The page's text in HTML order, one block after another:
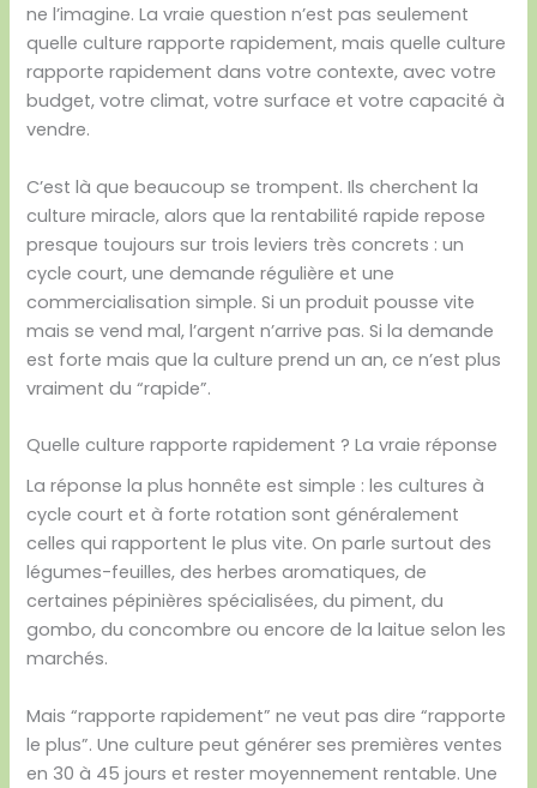
ne l’imagine. La vraie question n’est pas seulement
quelle culture rapporte rapidement, mais quelle culture
rapporte rapidement dans votre contexte, avec votre
budget, votre climat, votre surface et votre capacité à
vendre.
C’est là que beaucoup se trompent. Ils cherchent la
culture miracle, alors que la rentabilité rapide repose
presque toujours sur trois leviers très concrets : un
cycle court, une demande régulière et une
commercialisation simple. Si un produit pousse vite
mais se vend mal, l’argent n’arrive pas. Si la demande
est forte mais que la culture prend un an, ce n’est plus
vraiment du “rapide”.
Quelle culture rapporte rapidement ? La vraie réponse
La réponse la plus honnête est simple : les cultures à
cycle court et à forte rotation sont généralement
celles qui rapportent le plus vite. On parle surtout des
légumes-feuilles, des herbes aromatiques, de
certaines pépinières spécialisées, du piment, du
gombo, du concombre ou encore de la laitue selon les
marchés.
Mais “rapporte rapidement” ne veut pas dire “rapporte
le plus”. Une culture peut générer ses premières ventes
en 30 à 45 jours et rester moyennement rentable. Une